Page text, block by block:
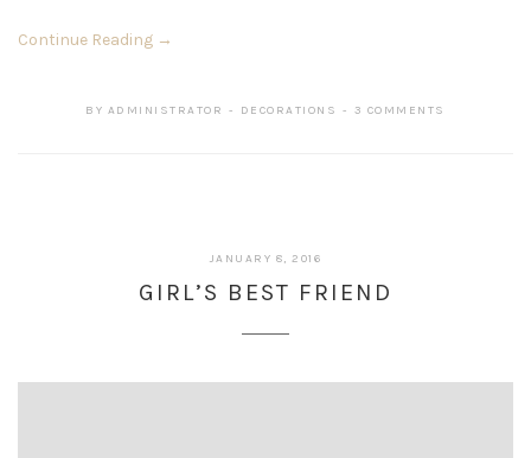
Continue Reading →
BY ADMINISTRATOR DECORATIONS 3 COMMENTS
JANUARY 8, 2016
GIRL’S BEST FRIEND